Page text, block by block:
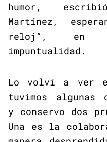
humor,
Martínez,
reloj”, en
impuntualidad.
Lo volví a ver
tuvimos algunas
y conservo dos
Una es la